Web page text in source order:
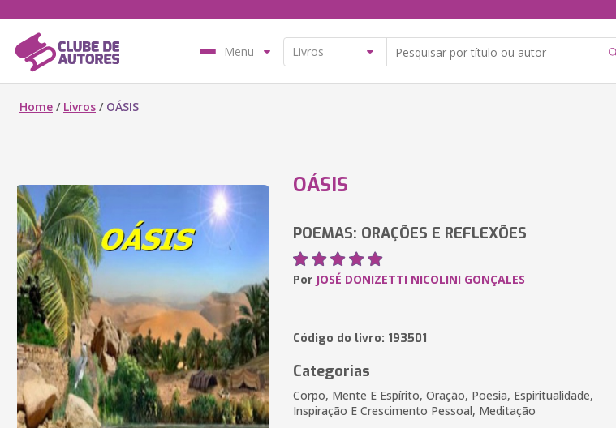
Menu
Home / Livros / OÁSIS
OÁSIS
POEMAS: ORAÇÕES E REFLEXÕES
Por JOSÉ DONIZETTI NICOLINI GONÇALES
Código do livro: 193501
Categorias
Corpo, Mente E Espírito, Oração, Poesia, Espiritualidade,
Inspiração E Crescimento Pessoal, Meditação